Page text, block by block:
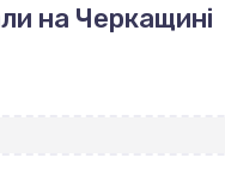
на Черкащині